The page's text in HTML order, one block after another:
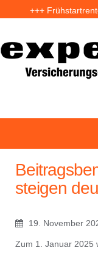
+++
steigen
19. November
Zum 1. Januar 2025